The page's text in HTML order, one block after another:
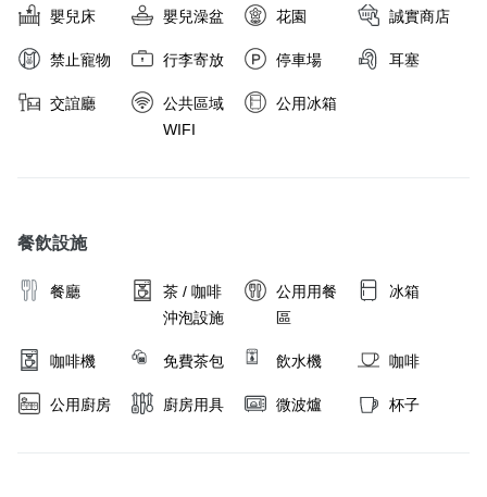
嬰兒床 嬰兒澡盆 花園 誠實商店
禁止寵物 行李寄放 停車場 耳塞
交誼廳
公共區域
WIFI
公用冰箱
餐飲設施
餐廳
茶 / 咖啡
沖泡設施
公用用餐
區
冰箱
咖啡機 免費茶包 飲水機 咖啡
公用廚房 廚房用具 微波爐 杯子